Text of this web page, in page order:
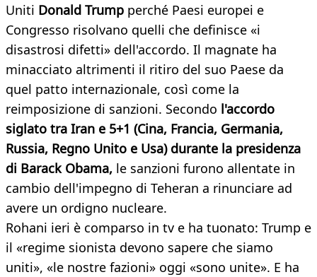
Uniti Donald Trump perché Paesi europei e
Congresso risolvano quelli che definisce «i
disastrosi difetti» dell'accordo. Il magnate ha
minacciato altrimenti il ritiro del suo Paese da
quel patto internazionale, così come la
reimposizione di sanzioni. Secondo l'accordo
siglato tra Iran e 5+1 (Cina, Francia, Germania,
Russia, Regno Unito e Usa) durante la presidenza
di Barack Obama, le sanzioni furono allentate in
cambio dell'impegno di Teheran a rinunciare ad
avere un ordigno nucleare.
Rohani ieri è comparso in tv e ha tuonato: Trump e
il «regime sionista devono sapere che siamo
uniti», «le nostre fazioni» oggi «sono unite». E ha